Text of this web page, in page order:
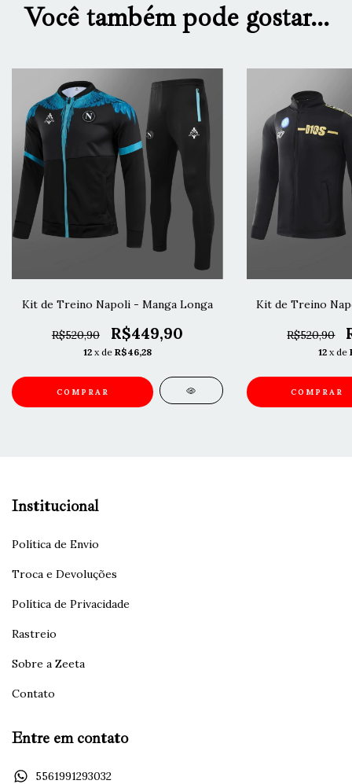
Você também pode gostar...
Kit de Treino Napoli - Manga Longa
R$520,90 R$449,90
12 x de R$46,28
COMPRAR
Kit de Treino
R$520,90
12 x de
COMPRAR
Institucional
Política de Envio
Troca e Devoluções
Política de Privacidade
Rastreio
Sobre a Zeeta
Contato
Entre em contato
5561991293032